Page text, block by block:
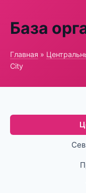
База
Главная »
City